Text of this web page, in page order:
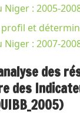
Niger : 2005-
profil et
Niger : 2007-
des
des